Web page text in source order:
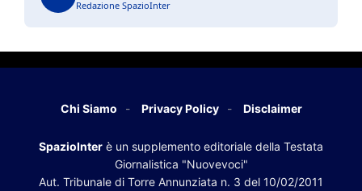
Redazione SpazioInter
Chi Siamo Privacy Policy Disclaimer
SpazioInter è un supplemento editoriale della Testata
Giornalistica "Nuovevoci"
Aut. Tribunale di Torre Annunziata n. 3 del 10/02/2011